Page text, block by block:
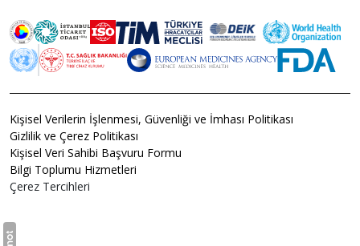
Kişisel Verilerin İşlenmesi, Güvenliği ve İmhası Politikası
Gizlilik ve Çerez Politikası
Kişisel Veri Sahibi Başvuru Formu
Bilgi Toplumu Hizmetleri
Çerez Tercihleri